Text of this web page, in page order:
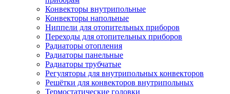
Конвекторы внутрипольные
Конвекторы напольные
Ниппели для отопительных приборов
Переходы для отопительных приборов
Радиаторы отопления
Радиаторы панельные
Радиаторы трубчатые
Регуляторы для внутрипольных конвекторов
Решётки для конвекторов внутрипольных
Термостатические головки